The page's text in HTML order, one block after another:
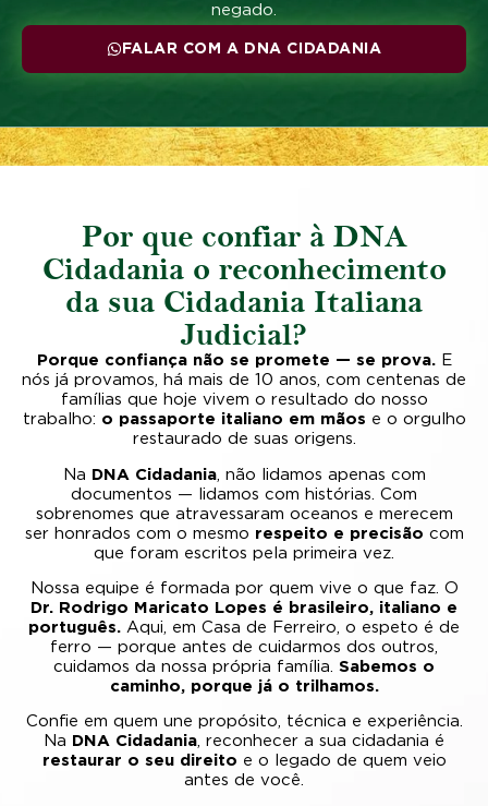
negado.
FALAR COM A DNA CIDADANIA
Por que confiar à DNA
Cidadania o reconhecimento
da sua Cidadania Italiana
Judicial?
Porque confiança não se promete — se prova. E
nós já provamos, há mais de 10 anos, com centenas de
famílias que hoje vivem o resultado do nosso
trabalho: o passaporte italiano em mãos e o orgulho
restaurado de suas origens.
Na DNA Cidadania, não lidamos apenas com
documentos — lidamos com histórias. Com
sobrenomes que atravessaram oceanos e merecem
ser honrados com o mesmo respeito e precisão com
que foram escritos pela primeira vez.
Nossa equipe é formada por quem vive o que faz. O
Dr. Rodrigo Maricato Lopes é brasileiro, italiano e
português. Aqui, em Casa de Ferreiro, o espeto é de
ferro — porque antes de cuidarmos dos outros,
cuidamos da nossa própria família. Sabemos o
caminho, porque já o trilhamos.
Confie em quem une propósito, técnica e experiência.
Na DNA Cidadania, reconhecer a sua cidadania é
restaurar o seu direito e o legado de quem veio
antes de você.